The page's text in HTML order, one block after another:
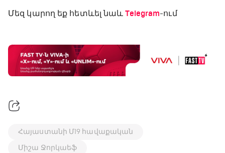
Մեզ կարող եք հետևել նաև Telegram-ում
Հայաստանի Մ19 հավաքական
Միշա Ջորկաեֆ